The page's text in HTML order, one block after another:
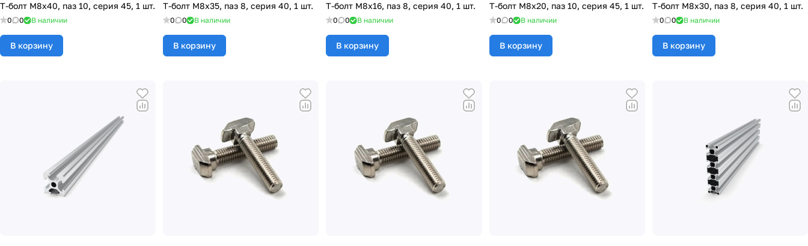
Т-болт М8х40, паз 10, серия 45, 1 шт.
0 0 В наличии
В корзину
Т-болт М8х35, паз 8, серия 40, 1 шт.
0 0 В наличии
В корзину
Т-болт М8х16, паз 8, серия 40, 1 шт.
0 0 В наличии
В корзину
Т-болт М8х20, паз 10, серия 45, 1 шт.
0 0 В наличии
В корзину
Т-болт М8х30, паз 8, серия 40, 1 шт.
0 0 В наличии
В корзину